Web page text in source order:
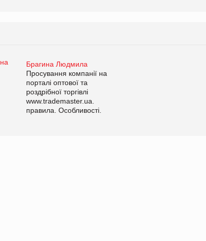
Брагина Людмила
Просування компанії на
порталі оптової та
роздрібної торгівлі
www.trademaster.ua.
правила. Особливості.